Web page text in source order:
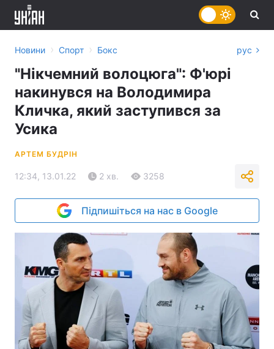
Новини › Спорт › Бокс рус
"Нікчемний волоцюга": Ф'юрі
накинувся на Володимира
Кличка, який заступився за
Усика
АРТЕМ БУДРІН
12:34, 13.01.22 2 хв. 3258
Підпишіться на нас в Google